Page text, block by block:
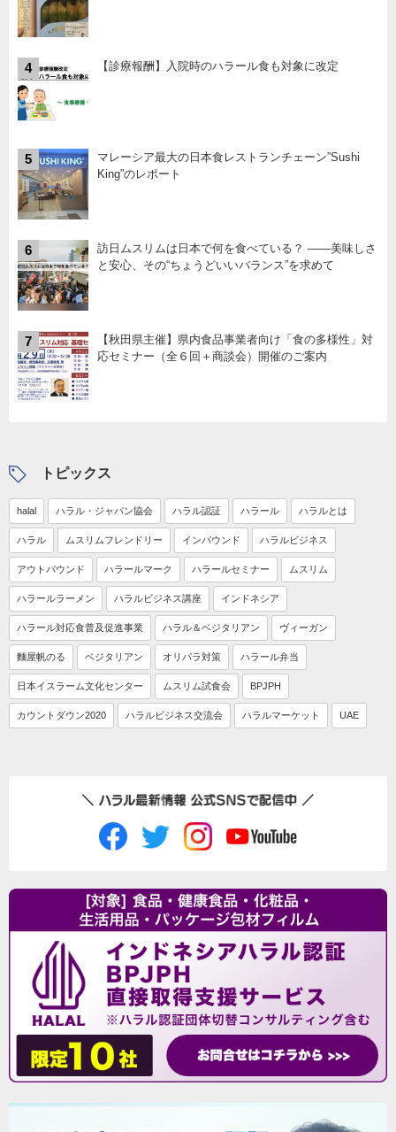
4 【診療報酬】入院時のハラール食も対象に改定
5
マレーシア最大の日本食レストランチェーン”Sushi
King”のレポート
6
訪日ムスリムは日本で何を食べている？ ――美味しさ
と安心、その“ちょうどいいバランス”を求めて
7
【秋田県主催】県内食品事業者向け「食の多様性」対
応セミナー（全６回＋商談会）開催のご案内
トピックス
halal ハラル・ジャパン協会 ハラル認証 ハラール ハラルとは
ハラル ムスリムフレンドリー インバウンド ハラルビジネス
アウトバウンド ハラールマーク ハラールセミナー ムスリム
ハラールラーメン ハラルビジネス講座 インドネシア
ハラール対応食普及促進事業 ハラル＆ベジタリアン ヴィーガン
麵屋帆のる ベジタリアン オリパラ対策 ハラール弁当
日本イスラーム文化センター ムスリム試食会 BPJPH
カウントダウン2020 ハラルビジネス交流会 ハラルマーケット UAE